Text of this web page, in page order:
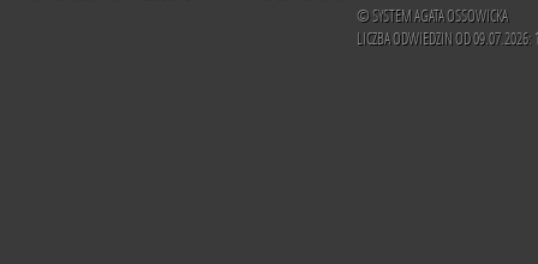
© SYSTEM AGATA OSSOWICKA
LICZBA ODWIEDZIN OD 09.07.2026: